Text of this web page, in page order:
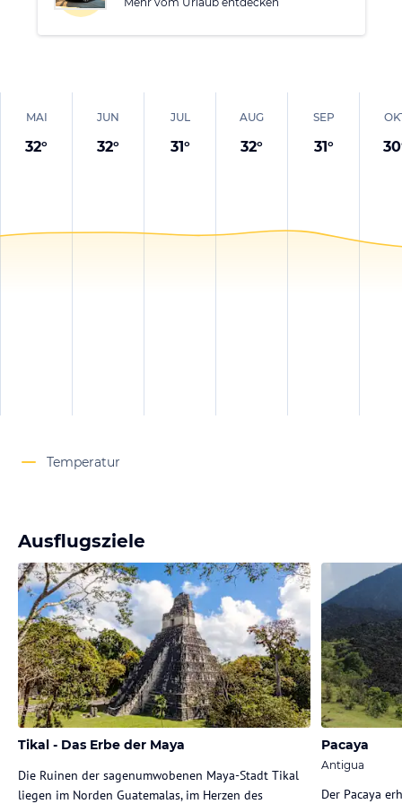
MAI
32°
JUN
32°
JUL
31°
AUG
32°
SEP
31° 30
Temperatur
Ausflugsziele
Tikal - Das Erbe der Maya
Die Ruinen der sagenumwobenen Maya-Stadt Tikal
liegen im Norden Guatemalas, im Herzen des
Pacaya
Antigua
Der Pacaya